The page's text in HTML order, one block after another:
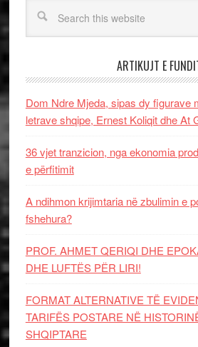
ARTIKUJT E
Dom Ndre Mjeda, sipas dy figurave
letrave shqipe, Ernest Koliqit dhe At
36 vjet tranzicion, nga ekonomia
e përfitimit
A ndihmon krijimtaria në zbulimin e
fshehura?
PROF. AHMET QERIQI DHE
DHE LUFTЁS PЁR LIRI!
FORMAT ALTERNATIVE TË
TARIFËS POSTARE NË
SHQIPTARE